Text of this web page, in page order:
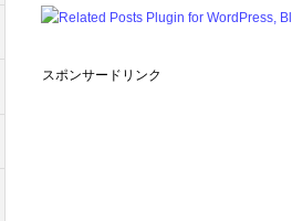
スポンサードリンク